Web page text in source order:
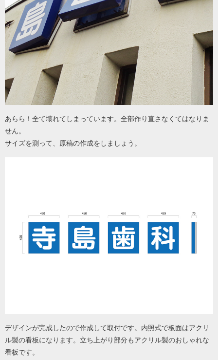
あらら！全て壊れてしまっています。全部作り直さなくてはなりま
せん。
サイズを測って、原稿の作成をしましょう。
デザインが完成したので作成して取付です。内照式で板面はアクリ
ル製の看板になります。立ち上がり部分もアクリル製のおしゃれな
看板です。